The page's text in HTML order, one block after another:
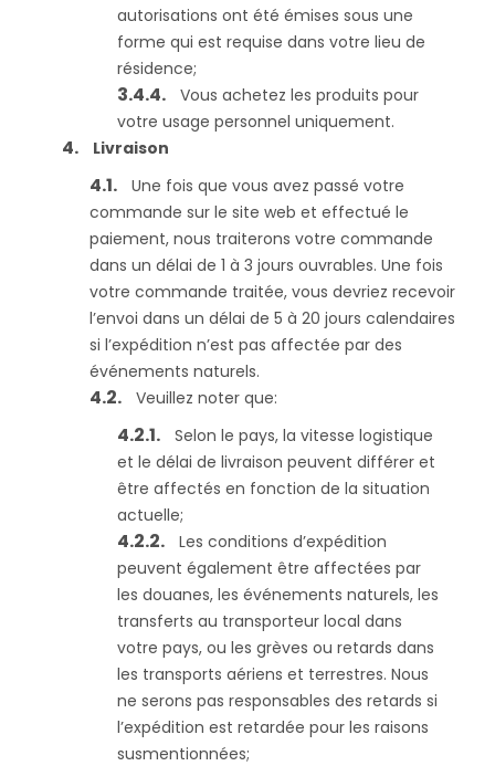
autorisations ont été émises sous une
forme qui est requise dans votre lieu de
résidence;
Vous achetez les produits pour
votre usage personnel uniquement.
Livraison
Une fois que vous avez passé votre
commande sur le site web et effectué le
paiement, nous traiterons votre commande
dans un délai de 1 à 3 jours ouvrables. Une fois
votre commande traitée, vous devriez recevoir
l’envoi dans un délai de 5 à 20 jours calendaires
si l’expédition n’est pas affectée par des
événements naturels.
Veuillez noter que:
Selon le pays, la vitesse logistique
et le délai de livraison peuvent différer et
être affectés en fonction de la situation
actuelle;
Les conditions d’expédition
peuvent également être affectées par
les douanes, les événements naturels, les
transferts au transporteur local dans
votre pays, ou les grèves ou retards dans
les transports aériens et terrestres. Nous
ne serons pas responsables des retards si
l’expédition est retardée pour les raisons
susmentionnées;